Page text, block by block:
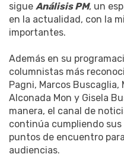
sigue Análisis PM, un
en la actualidad, con la
importantes.
Además en su
columnistas más
Pagni, Marcos Buscaglia,
Alconada Mon y Gisela
manera, el canal de
continúa cumpliendo
puntos de encuentro
audiencias.